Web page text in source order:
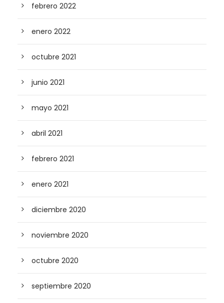
febrero 2022
enero 2022
octubre 2021
junio 2021
mayo 2021
abril 2021
febrero 2021
enero 2021
diciembre 2020
noviembre 2020
octubre 2020
septiembre 2020